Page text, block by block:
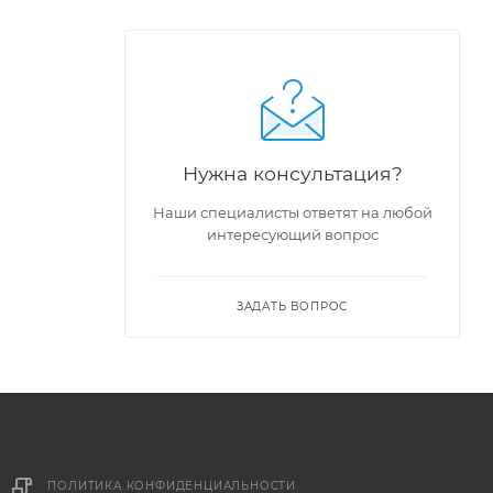
Нужна консультация?
Наши специалисты ответят на любой
интересующий вопрос
ЗАДАТЬ ВОПРОС
ПОЛИТИКА КОНФИДЕНЦИАЛЬНОСТИ